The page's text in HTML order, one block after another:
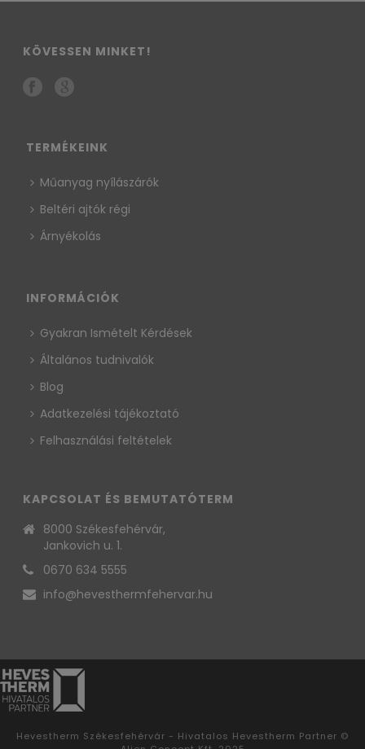
KÖVESSEN MINKET!
TERMÉKEINK
Műanyag nyílászárók
Beltéri ajtók régi
Árnyékolás
INFORMÁCIÓK
Gyakran Ismételt Kérdések
Általános tudnivalók
Blog
Adatkezelési tájékoztató
Felhasználási feltételek
KAPCSOLAT ÉS BEMUTATÓTERM
8000 Székesfehérvár,
Jankovich u. 1.
0670 634 5555
info@hevesthermfehervar.hu
Hevestherm Székesfehérvár - Hivatalos Hevestherm Partner ©